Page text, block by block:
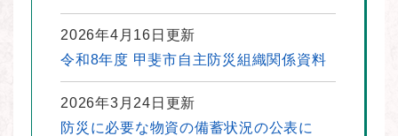
2026年4月16日更新
令和8年度 甲斐市自主防災組織関係資料
2026年3月24日更新
防災に必要な物資の備蓄状況の公表に